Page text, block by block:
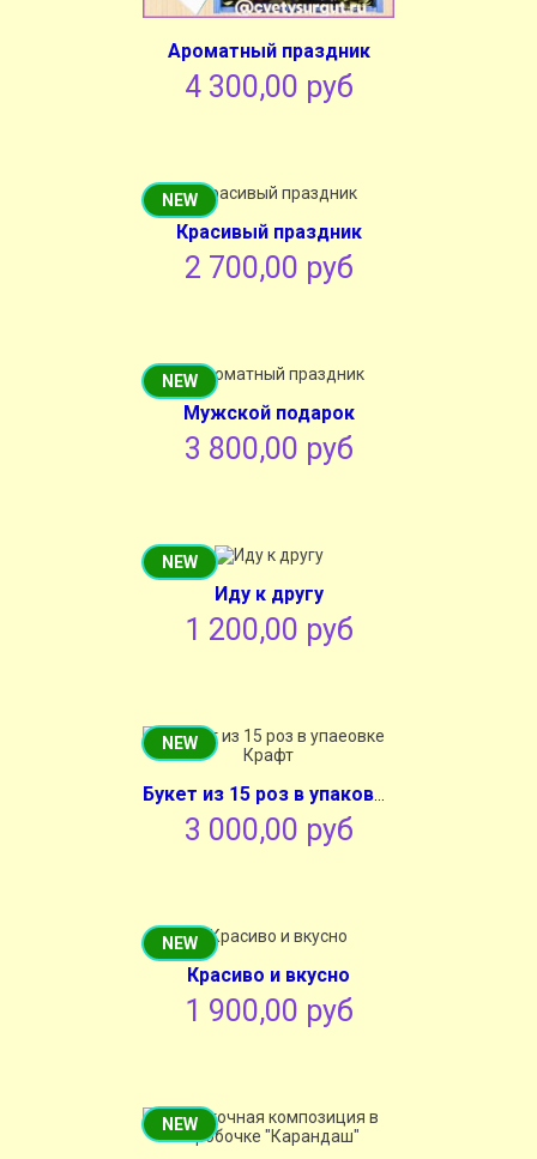
Ароматный праздник
4 300,00 руб
NEW
Красивый праздник
2 700,00 руб
NEW
Мужской подарок
3 800,00 руб
NEW
Иду к другу
1 200,00 руб
NEW
3 000,00 руб
NEW
Красиво и вкусно
1 900,00 руб
NEW